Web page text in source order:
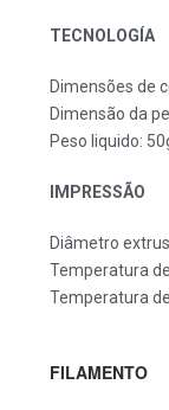
TECNOLOGÍA
Dimensões de
Dimensão da
Peso liquido:
IMPRESSÃO
Diâmetro
Temperatura de
Temperatura
FILAMENTO